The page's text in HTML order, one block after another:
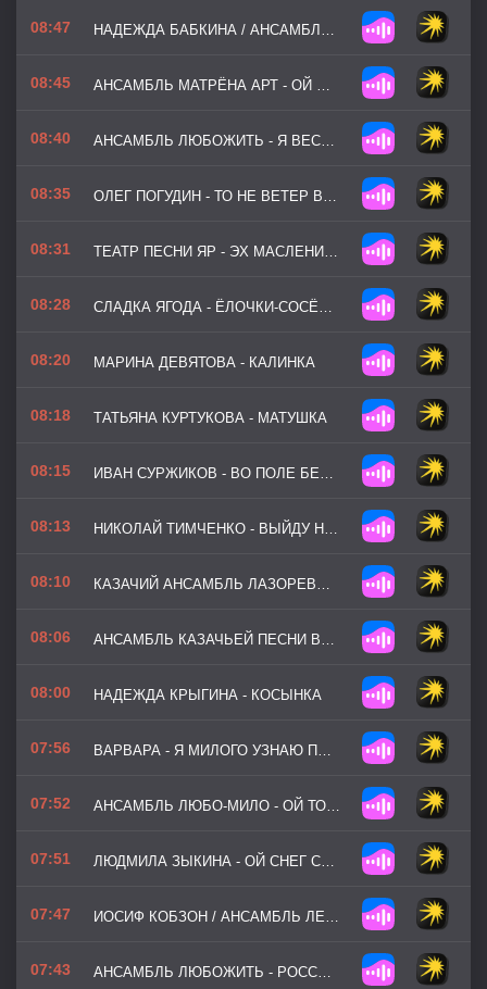
08:47 НАДЕЖДА БАБКИНА / АНСАМБЛЬ РУССКАЯ ПЕСНЯ - СИЗЫЙ ГОЛУБОЧЕК
08:45 АНСАМБЛЬ МАТРЁНА АРТ - ОЙ ЦВЕТЁТ КАЛИНА
08:40 АНСАМБЛЬ ЛЮБОЖИТЬ - Я ВЕСЁЛЫЙ ВЗОР ЗАМЕТИЛ
08:35 ОЛЕГ ПОГУДИН - ТО НЕ ВЕТЕР ВЕТКУ КЛОНИТ
08:31 ТЕАТР ПЕСНИ ЯР - ЭХ МАСЛЕНИЦА-КРАСАВИЦА
08:28 СЛАДКА ЯГОДА - ЁЛОЧКИ-СОСЁНОЧКИ
08:20 МАРИНА ДЕВЯТОВА - КАЛИНКА
08:18 ТАТЬЯНА КУРТУКОВА - МАТУШКА
08:15 ИВАН СУРЖИКОВ - ВО ПОЛЕ БЕРЁЗОНЬКА
08:13 НИКОЛАЙ ТИМЧЕНКО - ВЫЙДУ НА УЛИЦУ
08:10 КАЗАЧИЙ АНСАМБЛЬ ЛАЗОРЕВЫЙ ЦВЕТОК - СЕГОДНЯ ВОСКРЕСЕНЬЕ
08:06 АНСАМБЛЬ КАЗАЧЬЕЙ ПЕСНИ ВОЛЬНЫЙ ДОН - СМУГЛЯНКА
08:00 НАДЕЖДА КРЫГИНА - КОСЫНКА
07:56 ВАРВАРА - Я МИЛОГО УЗНАЮ ПО ПОХОДКЕ
07:52 АНСАМБЛЬ ЛЮБО-МИЛО - ОЙ ТО НЕ ВЕЧЕР
07:51 ЛЮДМИЛА ЗЫКИНА - ОЙ СНЕГ СНЕЖОК
07:47 ИОСИФ КОБЗОН / АНСАМБЛЬ ЛЕВОНА ОГАНЕЗОВА - КОРОБЕЙНИКИ
07:43 АНСАМБЛЬ ЛЮБОЖИТЬ - РОССИЯ МАТУШКА МОЯ